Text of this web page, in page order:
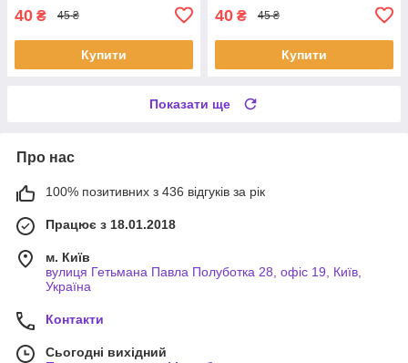
40 ₴ 45 ₴
Купити
40 ₴ 45 ₴
Купити
Показати ще
Про нас
100% позитивних з 436 відгуків за рік
Працює з 18.01.2018
м. Київ
вулиця Гетьмана Павла Полуботка 28, офіс 19, Київ,
Україна
Контакти
Сьогодні вихідний